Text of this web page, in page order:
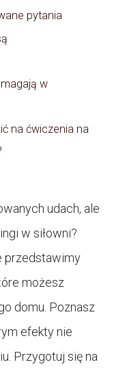
pytania
w
na ćwiczenia na
udach, ale
w siłowni?
przedstawimy
możesz
domu. Poznasz
efekty nie
Przygotuj się na